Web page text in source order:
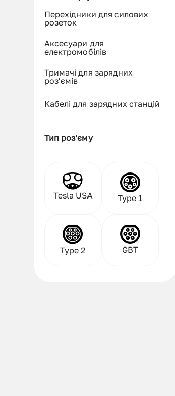
Перехідники для силових
розеток
Аксесуари для
електромобілів
Тримачі для зарядних
роз'ємів
Кабелі для зарядних станцій
Тип розʼєму
Tesla USA Type 1
Type 2 GBT